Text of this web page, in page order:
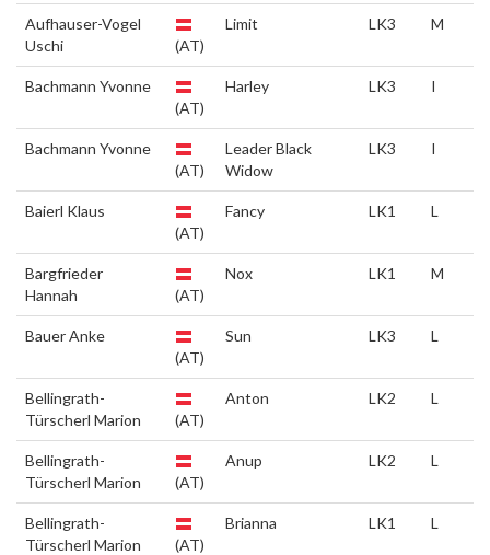
Aufhauser-Vogel
Uschi
(AT)
Limit LK3 M
Bachmann Yvonne
(AT)
Harley LK3 I
Bachmann Yvonne
(AT)
Leader Black
Widow
LK3 I
Baierl Klaus
(AT)
Fancy LK1 L
Bargfrieder
Hannah
(AT)
Nox LK1 M
Bauer Anke
(AT)
Sun LK3 L
Bellingrath-
Türscherl Marion
(AT)
Anton LK2 L
Bellingrath-
Türscherl Marion
(AT)
Anup LK2 L
Bellingrath-
Türscherl Marion
(AT)
Brianna LK1 L